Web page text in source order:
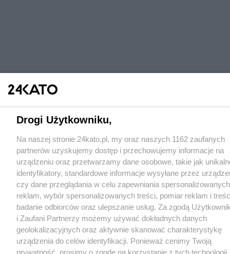
Drogi Użytkowniku,
Na naszej stronie 24kato.pl, my oraz naszych 1162 zaufanych
partnerów uzyskujemy dostęp i przechowujemy informacje na
urządzeniu oraz przetwarzamy dane osobowe, takie jak
identyfikatory, standardowe informacje wysyłane przez
czy dane przeglądania w celu zapewniania spersonalizowanych
reklam, wybór spersonalizowanych treści, pomiar reklam i
badanie odbiorców oraz ulepszanie usług. Za zgodą
i Zaufani Partnerzy możemy używać dokładnych danych
geolokalizacyjnych oraz aktywnie skanować charakterystykę
urządzenia do celów identyfikacji. Ponieważ cenimy Twoją
prywatność, prosimy o zgodę na korzystanie z tych technologii